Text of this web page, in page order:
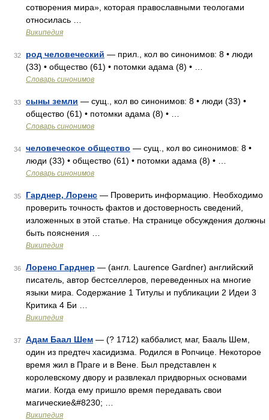
сотворения мира», которая православными теологами
относилась …
Википедия
32 род человеческий — прил., кол во синонимов: 8 • люди
(33) • общество (61) • потомки адама (8) • …
Словарь синонимов
33 сыны земли — сущ., кол во синонимов: 8 • люди (33) •
общество (61) • потомки адама (8) • …
Словарь синонимов
34 человеческое общество — сущ., кол во синонимов: 8 •
люди (33) • общество (61) • потомки адама (8) • …
Словарь синонимов
35 Гарднер, Лоренс — Проверить информацию. Необходимо
проверить точность фактов и достоверность сведений,
изложенных в этой статье. На странице обсуждения должны
быть пояснения …
Википедия
36 Лоренс Гарднер — (англ. Laurence Gardner) английский
писатель, автор бестселлеров, переведенных на многие
языки мира. Содержание 1 Титулы и публикации 2 Идеи 3
Критика 4 Би …
Википедия
37 Адам Баал Шем — (? 1712) каббалист, маг, Бааль Шем,
один из предтеч хасидизма. Родился в Ропчице. Некоторое
время жил в Праге и в Вене. Был представлен к
королевскому двору и развлекал придворных основами
магии. Когда ему пришло время передавать свои
магические&#8230; …
Википедия